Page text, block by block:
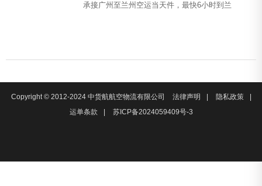
承接广州至兰州空运当天件，最快6小时到兰
Copyright © 2012-2024 中货航航空物流有限公司 法律声明 隐私政策
运单条款
苏ICP备2024059409号-3